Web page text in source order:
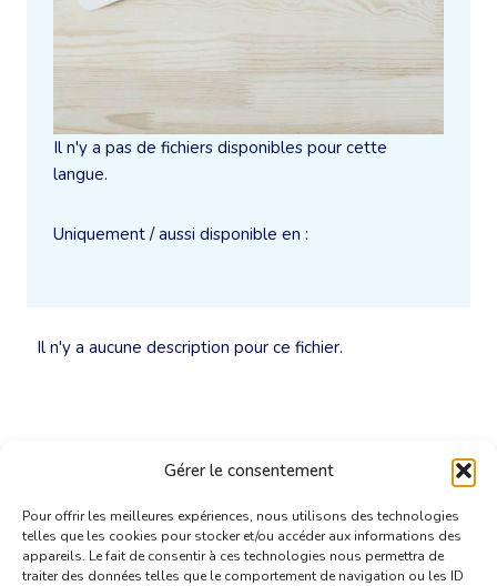
Gérer le consentement
Pour offrir les meilleures expériences, nous utilisons des technologies
telles que les cookies pour stocker et/ou accéder aux informations des
appareils. Le fait de consentir à ces technologies nous permettra de
traiter des données telles que le comportement de navigation ou les ID
Il n'y a aucune description pour ce fichier.
Il n'y a pas de fichiers disponibles pour cette
langue.
Uniquement / aussi disponible en :